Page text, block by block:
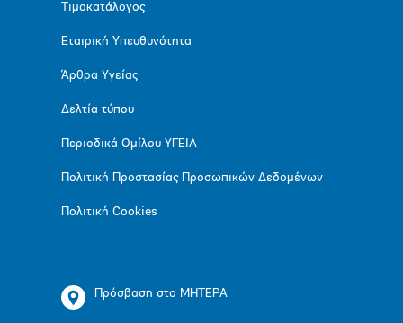
Τιμοκατάλογος
Εταιρική Υπευθυνότητα
Άρθρα Υγείας
Δελτία τύπου
Περιοδικά Ομίλου ΥΓΕΙΑ
Πολιτική Προστασίας Προσωπικών Δεδομένων
Πολιτική Cookies
Πρόσβαση στο ΜΗΤΕΡΑ